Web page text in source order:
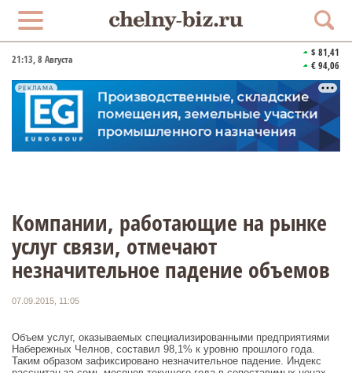
21:13, 8 Августа
$ 81,41
€ 94,06
РЕКЛАМА
Компании, работающие на рынке
услуг связи, отмечают
незначительное падение объемов
07.09.2015, 11:05
Объем услуг, оказываемых специализированными предприятиями
Набережных Челнов, составил 98,1% к уровню прошлого года.
Таким образом зафиксировано незначительное падение. Индекс